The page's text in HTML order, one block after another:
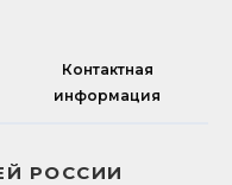
Контактная
информация
РОССИИ